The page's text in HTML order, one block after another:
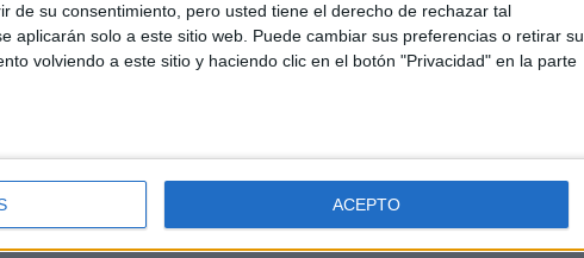
de su consentimiento, pero usted tiene el derecho de rechazar tal
aplicarán solo a este sitio web. Puede cambiar sus preferencias o retirar su
volviendo a este sitio y haciendo clic en el botón "Privacidad" en la parte
ACEPTO